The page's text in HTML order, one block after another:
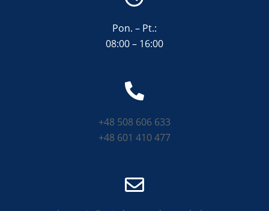
Pon. – Pt.:
08:00 – 16:00
+48 508 606 633
+48 601 410 477